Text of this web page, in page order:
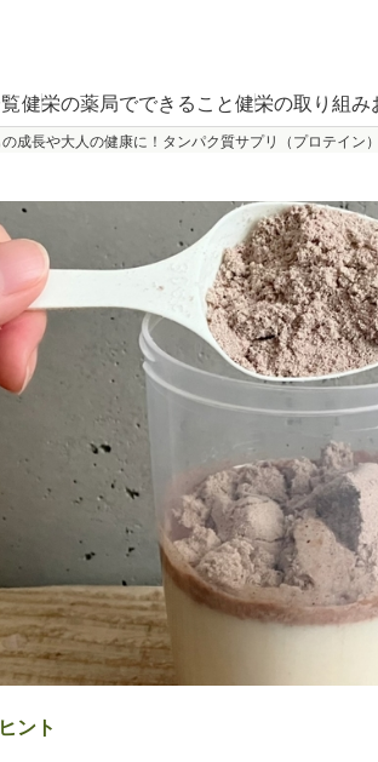
健栄の薬局でできること健栄の取り組み
成長や大人の健康に！タンパク質サプリ（プロテイン
ント